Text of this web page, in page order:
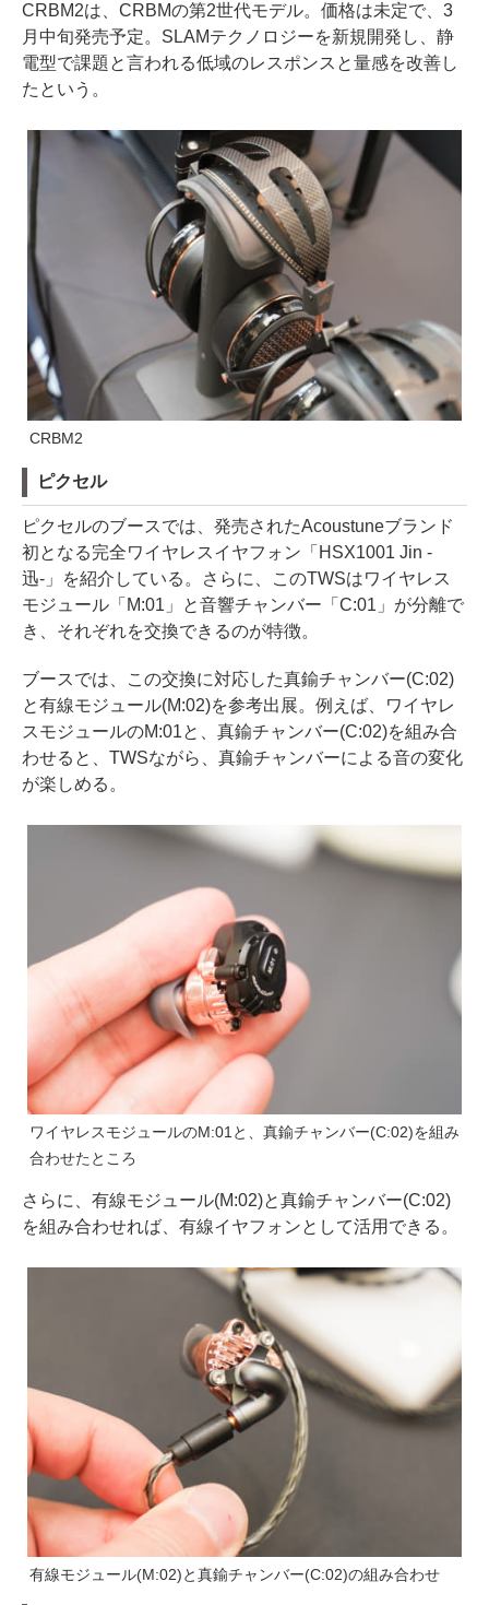
CRBM2は、CRBMの第2世代モデル。価格は未定で、3
月中旬発売予定。SLAMテクノロジーを新規開発し、静
電型で課題と言われる低域のレスポンスと量感を改善し
たという。
CRBM2
ピクセル
ピクセルのブースでは、発売されたAcoustuneブランド
初となる完全ワイヤレスイヤフォン「HSX1001 Jin -
迅-」を紹介している。さらに、このTWSはワイヤレス
モジュール「M:01」と音響チャンバー「C:01」が分離で
き、それぞれを交換できるのが特徴。
ブースでは、この交換に対応した真鍮チャンバー(C:02)
と有線モジュール(M:02)を参考出展。例えば、ワイヤレ
スモジュールのM:01と、真鍮チャンバー(C:02)を組み合
わせると、TWSながら、真鍮チャンバーによる音の変化
が楽しめる。
ワイヤレスモジュールのM:01と、真鍮チャンバー(C:02)を組み
合わせたところ
さらに、有線モジュール(M:02)と真鍮チャンバー(C:02)
を組み合わせれば、有線イヤフォンとして活用できる。
有線モジュール(M:02)と真鍮チャンバー(C:02)の組み合わせ